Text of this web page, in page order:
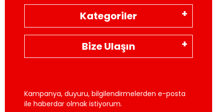
Kategoriler
Bize Ulaşın
Kampanya, duyuru, bilgilendirmelerden e-posta
ile haberdar olmak istiyorum.